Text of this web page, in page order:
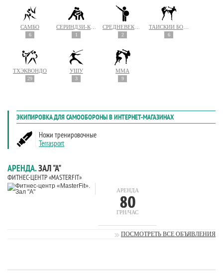
САМБО
6 1 2 6
ТХЭКВОНДО
29
УШУ
3
MMA
9
АРЕНДА.ЗАЛ "А"
ФИТНЕС-ЦЕНТР «MASTERFIT»
АРЕНДА
80
ГРН/ЧАС
ПОСМОТРЕТЬ ВСЕ ОБЪЯВЛЕНИЯ